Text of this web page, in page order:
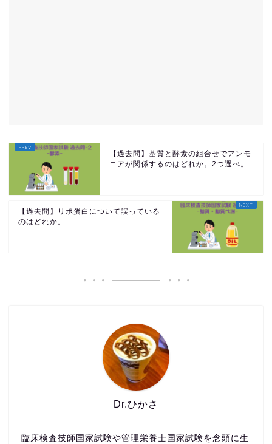
【過去問】基質と酵素の組合せでアンモ
ニアが関係するのはどれか。2つ選べ。
【過去問】リポ蛋白について誤っている
のはどれか。
Dr.ひかさ
臨床検査技師国家試験や管理栄養士国家試験を念頭に生